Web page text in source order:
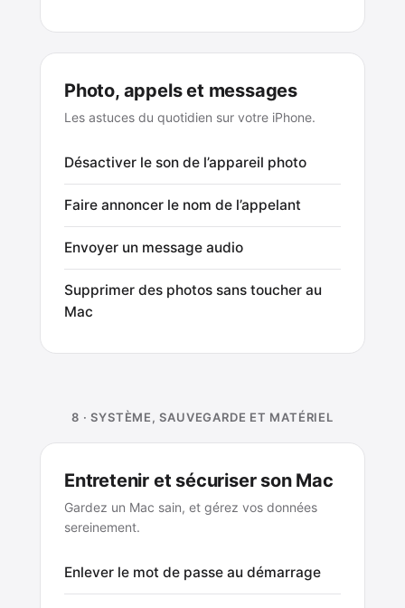
Photo, appels et messages
Les astuces du quotidien sur votre iPhone.
Désactiver le son de l’appareil photo
Faire annoncer le nom de l’appelant
Envoyer un message audio
Supprimer des photos sans toucher au
Mac
8 · SYSTÈME, SAUVEGARDE ET MATÉRIEL
Entretenir et sécuriser son Mac
Gardez un Mac sain, et gérez vos données
sereinement.
Enlever le mot de passe au démarrage